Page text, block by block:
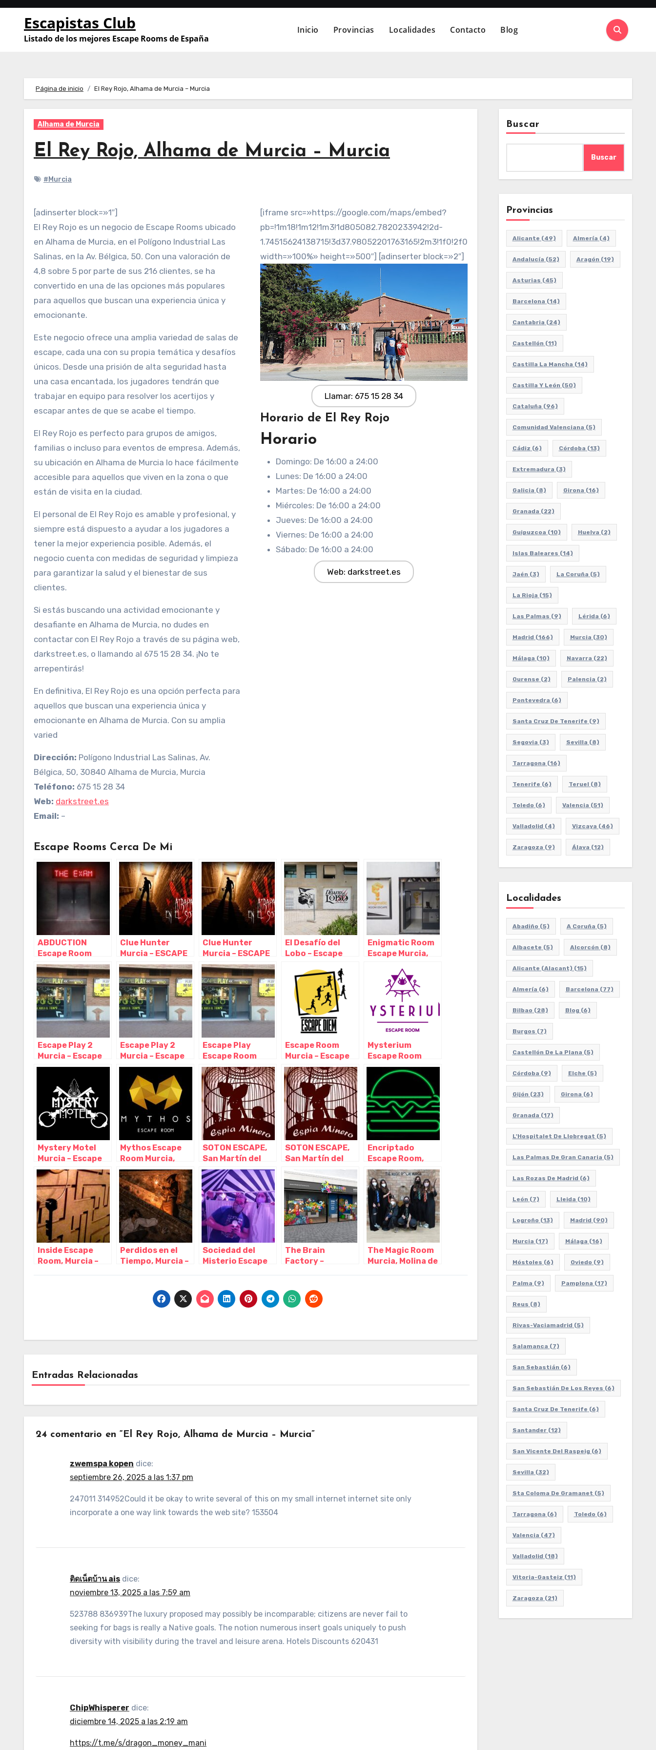
Saltar
contenido
Escapistas Club
Listado de los mejores Escape Rooms de España
Inicio Provincias Localidades Contacto Blog
Página de inicio El Rey Rojo, Alhama de Murcia – Murcia
Alhama de Murcia
El Rey Rojo, Alhama de Murcia – Murcia
#Murcia
[adinserter block=»1″]
El Rey Rojo es un negocio de Escape Rooms ubicado
en Alhama de Murcia, en el Polígono Industrial Las
Salinas, en la Av. Bélgica, 50. Con una valoración de
4,8 sobre 5 por parte de sus 216 clientes, se ha
convertido en una de las opciones más populares
para aquellos que buscan una experiencia única y
emocionante.
Este negocio ofrece una amplia variedad de salas de
escape, cada una con su propia temática y desafíos
únicos. Desde una prisión de alta seguridad hasta
una casa encantada, los jugadores tendrán que
trabajar en equipo para resolver los acertijos y
escapar antes de que se acabe el tiempo.
El Rey Rojo es perfecto para grupos de amigos,
familias o incluso para eventos de empresa. Además,
su ubicación en Alhama de Murcia lo hace fácilmente
accesible para aquellos que viven en la zona o que
están de visita en la ciudad.
El personal de El Rey Rojo es amable y profesional, y
siempre está dispuesto a ayudar a los jugadores a
tener la mejor experiencia posible. Además, el
negocio cuenta con medidas de seguridad y limpieza
para garantizar la salud y el bienestar de sus
clientes.
Si estás buscando una actividad emocionante y
desafiante en Alhama de Murcia, no dudes en
contactar con El Rey Rojo a través de su página web,
darkstreet.es, o llamando al 675 15 28 34. ¡No te
arrepentirás!
En definitiva, El Rey Rojo es una opción perfecta para
aquellos que buscan una experiencia única y
emocionante en Alhama de Murcia. Con su amplia
varied
Dirección: Polígono Industrial Las Salinas, Av.
Bélgica, 50, 30840 Alhama de Murcia, Murcia
Teléfono: 675 15 28 34
Web: darkstreet.es
Email: –
[iframe src=»https://google.com/maps/embed?
pb=!1m18!1m12!1m3!1d805082.7820233942!2d-
width=»100%» height=»500″] [adinserter block=»2″]
Llamar: 675 15 28 34
Horario de El Rey Rojo
Horario
Domingo: De 16:00 a 24:00
Lunes: De 16:00 a 24:00
Martes: De 16:00 a 24:00
Miércoles: De 16:00 a 24:00
Jueves: De 16:00 a 24:00
Viernes: De 16:00 a 24:00
Sábado: De 16:00 a 24:00
Web: darkstreet.es
Escape Rooms Cerca De Mi
ABDUCTION
Escape Room
Murcia, Murcia –
Murcia
Clue Hunter
Murcia – ESCAPE
ROOM, Murcia –
Murcia
Clue Hunter
Murcia – ESCAPE
ROOM, Murcia –
Murcia
El Desafío del
Lobo – Escape
Murcia – Murcia
Enigmatic Room
Escape Murcia,
Escape Play 2
Murcia – Escape
Room, Murcia –
Escape Play 2
Murcia – Escape
Room, Murcia –
Murcia
Escape Play
Escape Room
Murcia, Murcia –
Murcia
Escape Room
Murcia – Escape
Diem, Murcia –
Murcia
Mysterium
Escape Room
Murcia, Murcia –
Murcia
Mystery Motel
Murcia – Escape
Room-, Murcia –
Murcia
Mythos Escape
Room Murcia,
Murcia – Murcia
SOTON ESCAPE,
San Martín del
Rey Aurelio –
Asturias
SOTON ESCAPE,
San Martín del
Rey Aurelio –
Asturias
Encriptado
Escape Room,
Murcia – Murcia
Inside Escape
Room, Murcia –
Perdidos en el
Tiempo, Murcia –
Sociedad del
Misterio Escape
The Brain
Factory –
Murcia – Murcia
The Magic Room
Murcia, Molina de
Entradas Relacionadas
24 comentario en “El Rey Rojo, Alhama de Murcia – Murcia”
zwemspa kopen dice:
septiembre 26, 2025 a las 1:37 pm
247011 314952Could it be okay to write several of this on my small internet internet site only
incorporate a one way link towards the web site? 153504
ติดเน็ตบ้าน ais dice:
noviembre 13, 2025 a las 7:59 am
523788 836939The luxury proposed may possibly be incomparable; citizens are never fail to
seeking for bags is really a Native goals. The notion numerous insert goals uniquely to push
diversity with visibility during the travel and leisure arena. Hotels Discounts 620431
ChipWhisperer dice:
diciembre 14, 2025 a las 2:19 am
https://t.me/s/dragon_money_mani
Buscar
Buscar
Provincias
Alicante (49) Almería (4)
Andalucía (52) Aragón (19)
Asturias (45)
Barcelona (14)
Cantabria (24)
Castellón (11)
Castilla La Mancha (14)
Castilla Y León (50)
Cataluña (96)
Comunidad Valenciana (5)
Cádiz (6) Córdoba (13)
Extremadura (3)
Galicia (8) Girona (16)
Granada (22)
Guipuzcoa (10) Huelva (2)
Islas Baleares (14)
Jaén (3) La Coruña (5)
La Rioja (15)
Las Palmas (9) Lérida (6)
Madrid (166) Murcia (30)
Málaga (10) Navarra (22)
Ourense (2) Palencia (2)
Pontevedra (6)
Santa Cruz De Tenerife (9)
Segovia (3) Sevilla (8)
Tarragona (16)
Tenerife (6) Teruel (8)
Toledo (6) Valencia (51)
Valladolid (4) Vizcaya (46)
Zaragoza (9) Álava (12)
Localidades
Abadiño (5) A Coruña (5)
Albacete (5) Alcorcón (8)
Alicante (Alacant) (15)
Almería (6) Barcelona (77)
Bilbao (28) Blog (6)
Burgos (7)
Castellón De La Plana (5)
Córdoba (9) Elche (5)
Gijón (23) Girona (6)
Granada (17)
L'Hospitalet De Llobregat (5)
Las Palmas De Gran Canaria (5)
Las Rozas De Madrid (6)
León (7) Lleida (10)
Logroño (13) Madrid (90)
Murcia (17) Málaga (16)
Móstoles (6) Oviedo (9)
Palma (9) Pamplona (17)
Reus (8)
Rivas-Vaciamadrid (5)
Salamanca (7)
San Sebastián (6)
San Sebastián De Los Reyes (6)
Santa Cruz De Tenerife (6)
Santander(12)
San Vicente Del Raspeig (6)
Sevilla (32)
Sta Coloma De Gramanet (5)
Tarragona (6) Toledo (6)
Valencia (47)
Valladolid (18)
Vitoria-Gasteiz (11)
Zaragoza (21)